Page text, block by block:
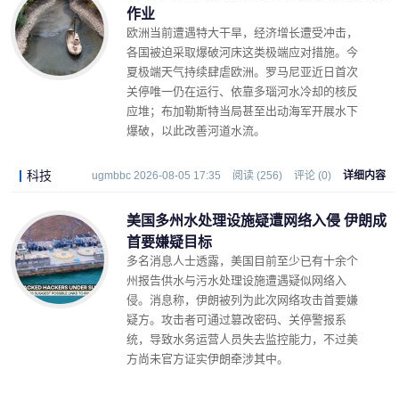
作业
欧洲当前遭遇特大干旱，经济增长遭受冲击，
各国被迫采取爆破河床这类极端应对措施。今
夏极端天气持续肆虐欧洲。罗马尼亚近日首次
关停唯一仍在运行、依靠多瑙河水冷却的核反
应堆；布加勒斯特当局甚至出动海军开展水下
爆破，以此改善河道水流。
科技 ugmbbc 2026-08-05 17:35 阅读 (256) 评论 (0) 详细内容
美国多州水处理设施疑遭网络入侵 伊朗成
首要嫌疑目标
多名消息人士透露，美国目前至少已有十余个
州报告供水与污水处理设施遭遇疑似网络入
侵。消息称，伊朗被列为此次网络攻击首要嫌
疑方。攻击者可通过篡改密码、关停警报系
统，导致水务运营人员失去监控能力，不过美
方尚未官方证实伊朗牵涉其中。